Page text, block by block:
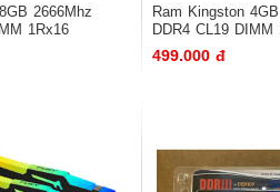
2666Mhz
1Rx16
Ram Kingston
DDR4 CL19 DIMM
499.000 đ